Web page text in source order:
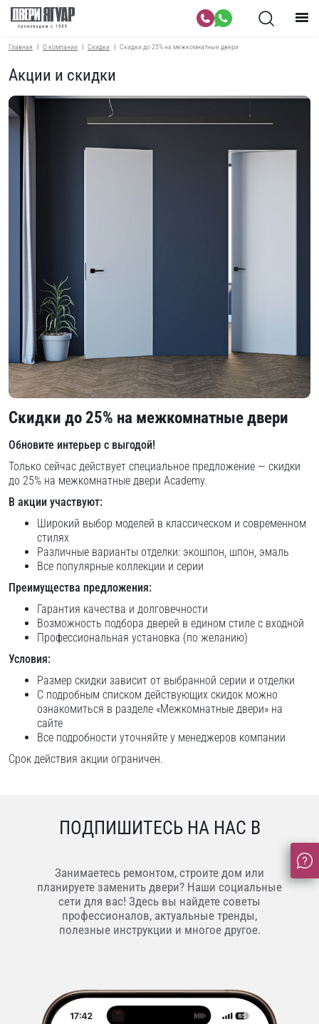
Главная О компании Скидки Скидки до 25% на межкомнатные двери
Акции и скидки
Скидки до 25% на межкомнатные двери
Обновите интерьер с выгодой!
Только сейчас действует специальное предложение — скидки
до 25% на межкомнатные двери Academy.
В акции участвуют:
Широкий выбор моделей в классическом и современном
стилях
Различные варианты отделки: экошпон, шпон, эмаль
Все популярные коллекции и серии
Преимущества предложения:
Гарантия качества и долговечности
Возможность подбора дверей в едином стиле с входной
Профессиональная установка (по желанию)
Условия:
Размер скидки зависит от выбранной серии и отделки
С подробным списком действующих скидок можно
ознакомиться в разделе «Межкомнатные двери» на
сайте
Все подробности уточняйте у менеджеров компании
Срок действия акции ограничен.
ПОДПИШИТЕСЬ НА НАС В
Занимаетесь ремонтом, строите дом или
планируете заменить двери? Наши социальные
сети для вас! Здесь вы найдете советы
профессионалов, актуальные тренды,
полезные инструкции и многое другое.